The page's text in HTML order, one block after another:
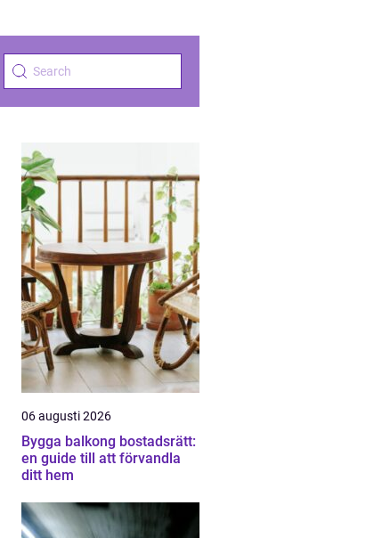
06 augusti 2026
Bygga balkong bostadsrätt:
en guide till att förvandla
ditt hem